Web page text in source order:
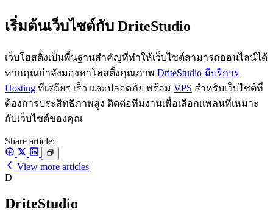
เริ่มต้นเว็บไซต์กับ DriteStudio
เว็บโฮสติ้งเป็นพื้นฐานสำคัญที่ทำให้เว็บไซต์สามารถออนไลน์ได้
หากคุณกำลังมองหาโฮสติ้งคุณภาพ DriteStudio มีบริการ
Hosting ที่เสถียร เร็ว และปลอดภัย พร้อม VPS สำหรับเว็บไซต์ที่
ต้องการประสิทธิภาพสูง ติดต่อทีมงานเพื่อเลือกแพลนที่เหมาะ
กับเว็บไซต์ของคุณ
Share article:
View more articles
D
DriteStudio